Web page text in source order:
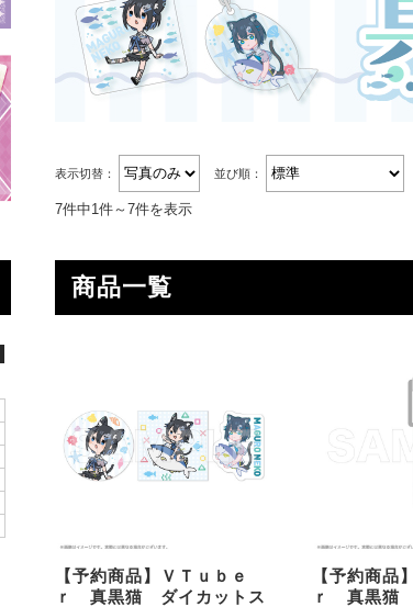
表示切替： 並び順：
7件中1件～7件を表示
商品一覧
【予約商品】ＶＴｕｂｅ
ｒ 真黒猫 ダイカットス
【予約商品
ｒ 真黒猫